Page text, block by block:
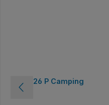
126 P Camping